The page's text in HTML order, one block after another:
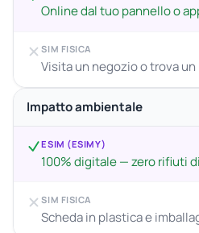
Online dal tuo pannello o
SIM FISICA
Visita un negozio o trova
Impatto ambientale
ESIM (ESIMY)
100% digitale — zero rifiuti
SIM FISICA
Scheda in plastica e